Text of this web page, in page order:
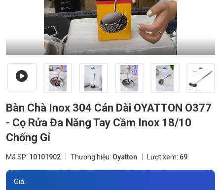
Bàn Chà Inox 304 Cán Dài OYATTON O377
- Cọ Rửa Đa Năng Tay Cầm Inox 18/10
Chống Gỉ
Mã SP: 10101902 Thương hiệu: Oyatton Lượt xem: 69
Giá: